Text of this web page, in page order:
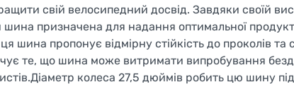
свій велосипедний досвід. Завдяки своїй
призначена для надання оптимальної
шина пропонує відмірну стійкість до проколів та
те, що шина може витримати випробування
колеса 27,5 дюймів робить цю шину